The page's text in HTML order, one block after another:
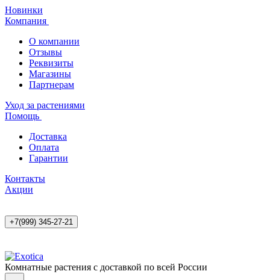
Новинки
Компания
О компании
Отзывы
Реквизиты
Магазины
Партнерам
Уход за растениями
Помощь
Доставка
Оплата
Гарантии
Контакты
Акции
+7(999) 345-27-21
Комнатные растения с доставкой по всей России